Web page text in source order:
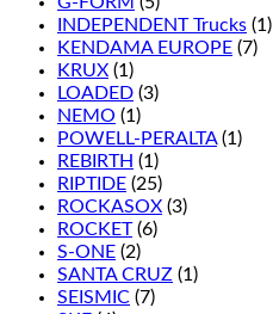
INDEPENDENT Trucks (1)
KENDAMA EUROPE (7)
KRUX (1)
LOADED (3)
NEMO (1)
POWELL-PERALTA (1)
REBIRTH (1)
RIPTIDE (25)
ROCKASOX (3)
ROCKET (6)
S-ONE (2)
SANTA CRUZ (1)
SEISMIC (7)